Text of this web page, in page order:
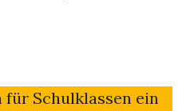
für Schulklassen ein